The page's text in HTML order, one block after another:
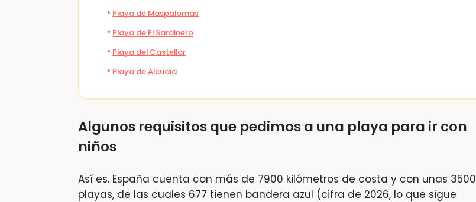
Playa de Maspalomas
Playa de El Sardinero
Playa del Castellar
Playa de Alcudia
Algunos requisitos que pedimos a una playa para ir con
niños
Así es. España cuenta con más de 7900 kilómetros de costa y con unas 3500
playas, de las cuales 677 tienen bandera azul (cifra de 2026, lo que sigue